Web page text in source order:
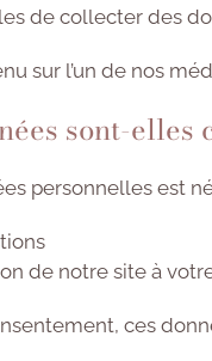
de collecter des
sur l’un de nos
sont-elles
personnelles est
de notre site à
ces